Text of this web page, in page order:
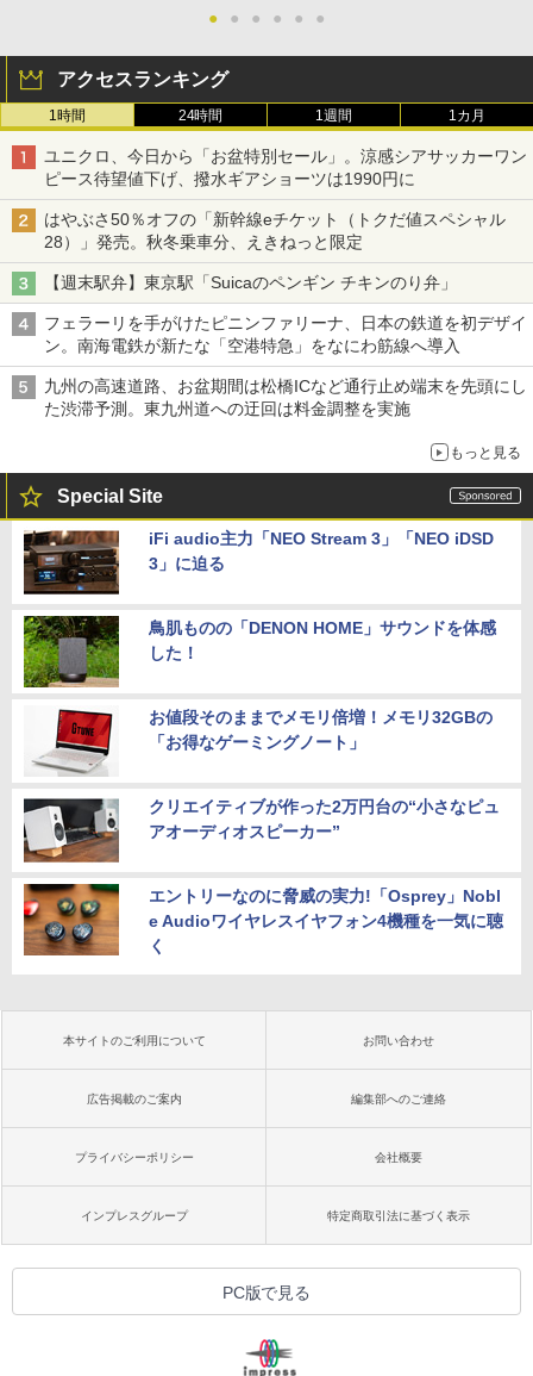
● ● ● ● ● ●
アクセスランキング
1時間 24時間 1週間 1カ月
ユニクロ、今日から「お盆特別セール」。涼感シアサッカーワン
ピース待望値下げ、撥水ギアショーツは1990円に
はやぶさ50％オフの「新幹線eチケット（トクだ値スペシャル
28）」発売。秋冬乗車分、えきねっと限定
【週末駅弁】東京駅「Suicaのペンギン チキンのり弁」
フェラーリを手がけたピニンファリーナ、日本の鉄道を初デザイ
ン。南海電鉄が新たな「空港特急」をなにわ筋線へ導入
九州の高速道路、お盆期間は松橋ICなど通行止め端末を先頭にし
た渋滞予測。東九州道への迂回は料金調整を実施
もっと見る
Special Site
iFi audio主力「NEO Stream 3」「NEO iDSD
3」に迫る
鳥肌ものの「DENON HOME」サウンドを体感
した！
お値段そのままでメモリ倍増！メモリ32GBの
「お得なゲーミングノート」
クリエイティブが作った2万円台の“小さなピュ
アオーディオスピーカー”
エントリーなのに脅威の実力!「Osprey」Nobl
e Audioワイヤレスイヤフォン4機種を一気に聴
く
本サイトのご利用について お問い合わせ
広告掲載のご案内 編集部へのご連絡
プライバシーポリシー 会社概要
インプレスグループ 特定商取引法に基づく表示
PC版で見る